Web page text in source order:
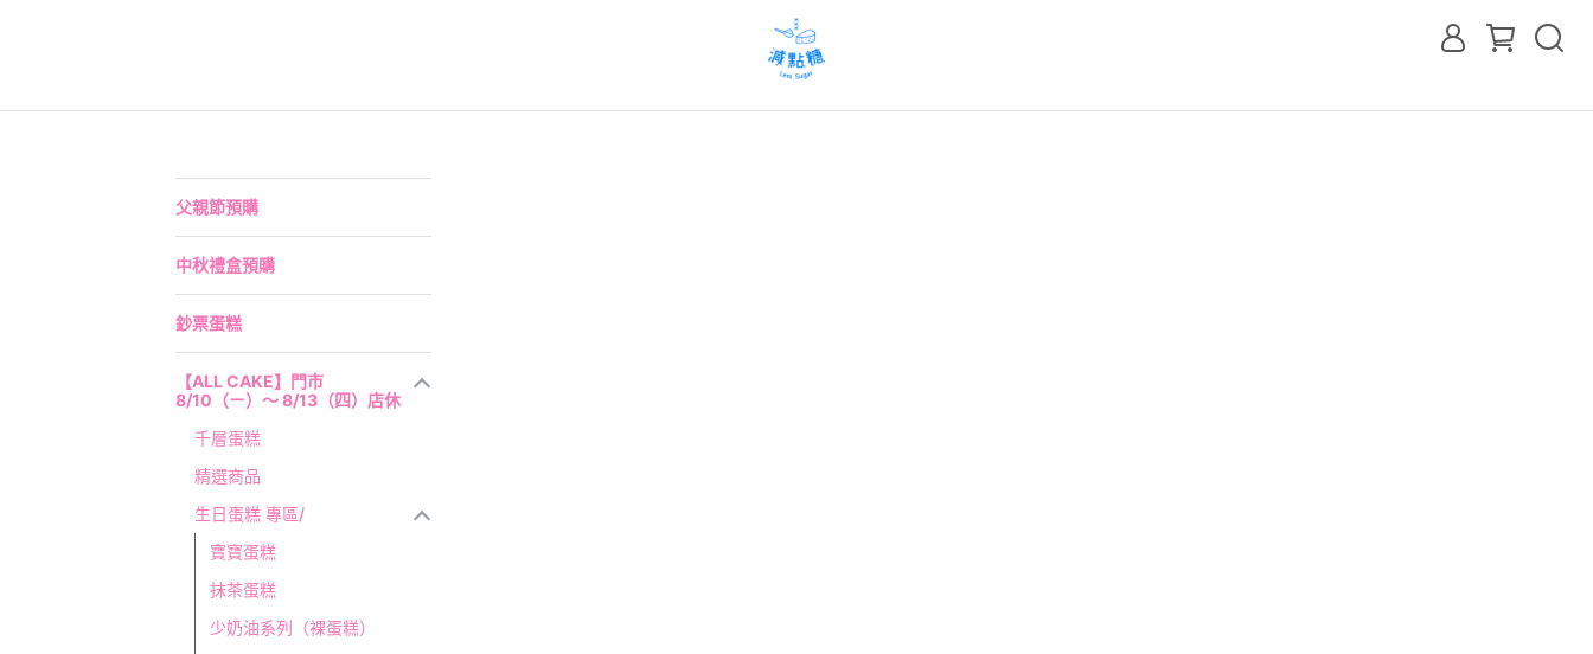
父親節預購
中秋禮盒預購
鈔票蛋糕
【ALL CAKE】門市
8/10（ㄧ）～ 8/13（四）店休
千層蛋糕
精選商品
生日蛋糕 專區/
寶寶蛋糕
抹茶蛋糕
少奶油系列（裸蛋糕）